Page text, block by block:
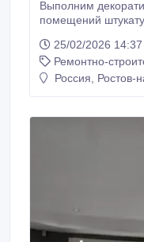
Выполним
помещений
крошка имеет
число которых
ее окраска не выгорает. Наряду с
растрескивание.
25/02/2026 14:37
Ремонтно-
Россия, Ростов-